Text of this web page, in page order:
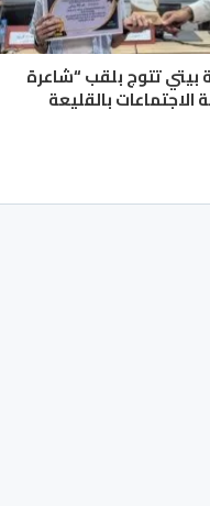
بيتي تتوج بلقب “شاعرة
الاجتماعات بالقليعة